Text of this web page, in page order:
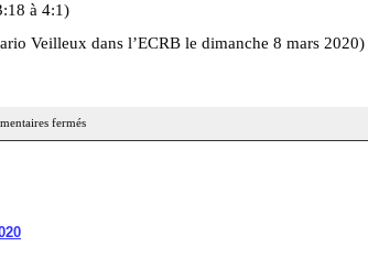
à 4:1)
Veilleux dans l’ECRB le dimanche 8 mars 2020)
fermés